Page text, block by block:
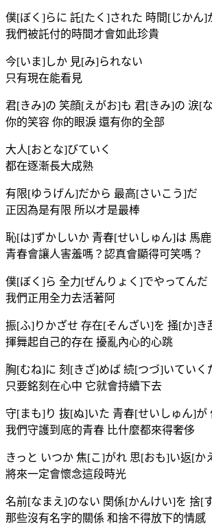
僕[ぼく]らに 託[たく]された 時間[じかん]
我們被託付的時間才會如此珍貴
今[いま]しか 見[み]られない
只有現在能看見
君[きみ]の 笑顔[えがお]も 君[きみ]の 涙[
你的笑容 你的眼淚 還有你的全部
大人[おとな]びていく
都在逐漸長大成熟
有限[ゆうげん]だから 最高[さいこう]だ
正因為是有限 所以才是最棒
恥[は]ずかしいか 青春[せいしゅん]は 馬
青春會讓人害羞嗎？認真會顯得可笑嗎？
僕[ぼく]ら 全力[ぜんりょく]でやってんだ
我們正用全力去活著阿
振[ふ]りかざせ 存在[そんざい]を 掻[か]き
揮舞起自己的存在 擾亂內心的心跳
胸[むね]に 刻[きざ]めば 続[つづ]いていく
只要銘刻在心中 它就會持續下去
守[まも]り 抜[ぬ]いた 青春[せいしゅん]
我們守護到底的青春 比什麼都來得奢侈
きっと いつか 焦[こ]がれ 思[おも]い返[か
將來一定會懷念這段時光
名前[なまえ]のない 関係[かんけい]を 捨[
那些沒有名字的關係 和捨不得放下的情感